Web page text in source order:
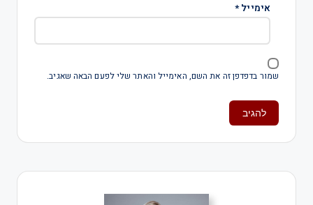
אימייל*
שמור בדפדפן זה את השם, האימייל והאתר שלי לפעם הבאה שאגיב.